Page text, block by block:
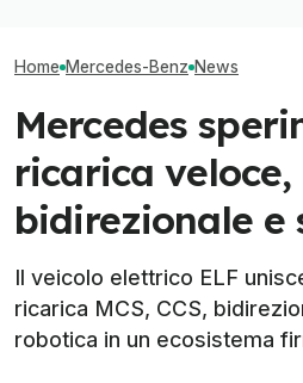
Home Mercedes-Benz News
Mercedes
ricarica veloce,
bidirezionale e
Il veicolo elettrico ELF
ricarica MCS, CCS,
robotica in un ecosistema